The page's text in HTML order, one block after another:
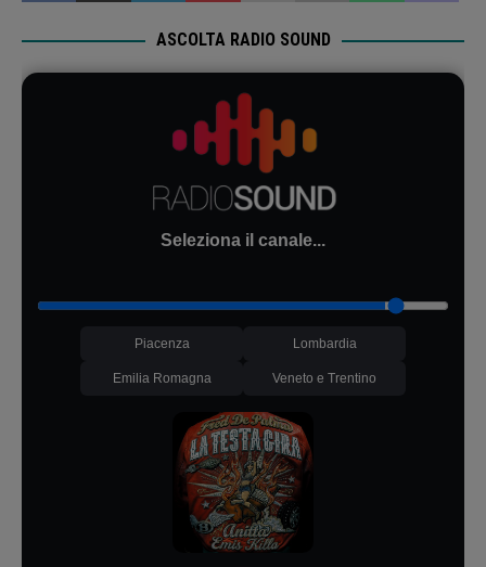
ASCOLTA RADIO SOUND
Seleziona il canale...
Piacenza Lombardia
Emilia Romagna Veneto e Trentino